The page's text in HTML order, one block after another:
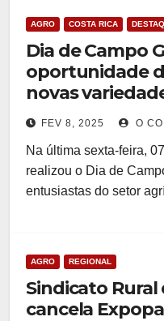
AGRO COSTA RICA
Dia de Campo
oportunidade
novas
FEV 8, 2025 O
Na última sexta-feira,
realizou o Dia de
entusiastas do setor
AGRO REGIONAL
Sindicato Rural
cancela